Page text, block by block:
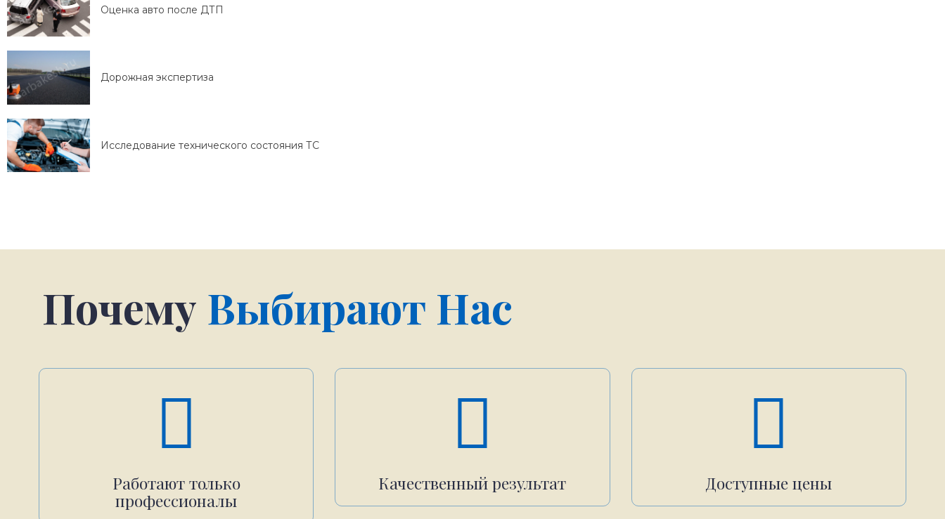
Оценка авто после ДТП
Дорожная экспертиза
Исследование технического состояния ТС
Почему Выбирают Нас
Работают только
профессионалы
Качественный результат Доступные цены